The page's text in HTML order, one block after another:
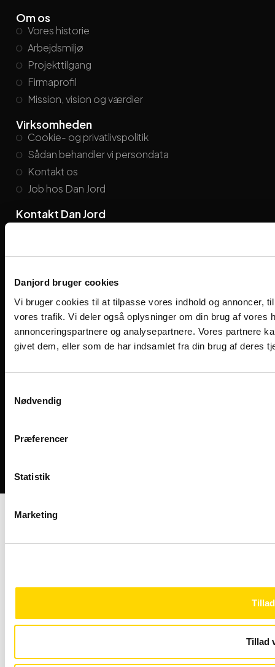
Danjord bruger cookies
Vi bruger cookies til at tilpasse vores indhold og annoncer,
vores trafik. Vi deler også oplysninger om din brug af vores
annonceringspartnere og analysepartnere. Vores partnere
givet dem, eller som de har indsamlet fra din brug af deres
Nødvendig
Præferencer
Statistik
Marketing
Tillad
Om os
Vores historie
Arbejdsmiljø
Projekttilgang
Firmaprofil
Mission, vision og værdier
Virksomheden
Cookie- og privatlivspolitik
Sådan behandler vi persondata
Kontakt os
Job hos Dan Jord
Kontakt Dan Jord
danjord@danjord.dk
Find medarbejder
Følg os på de sociale medier